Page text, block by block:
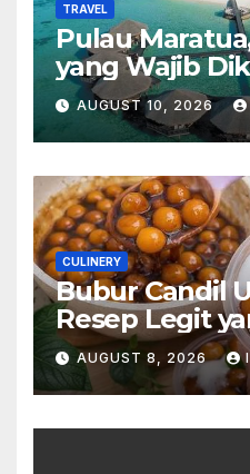
TRAVEL
Pulau
yang Wajib
AUGUST 10, 2026
CULINERY
Bubur Candil
Resep Legit
AUGUST 8, 2026